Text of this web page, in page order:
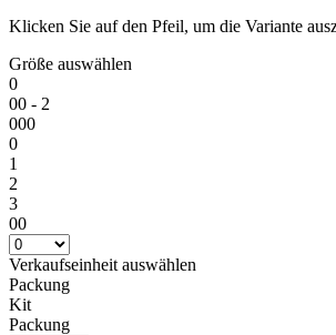
Klicken Sie auf den Pfeil, um die Variante
Größe auswählen
0
00 - 2
000
0
1
2
3
00
Verkaufseinheit auswählen
Packung
Kit
Packung